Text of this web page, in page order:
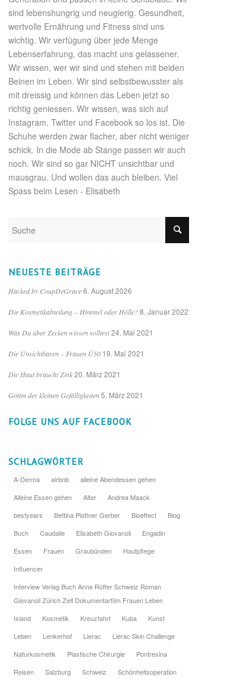
sind lebenshungrig und neugierig. Gesundheit,
wertvolle Ernährung und Fitness sind uns
wichtig. Wir verfügung über jede Menge
Lebenserfahrung, das macht uns gelassener.
Wir wissen, wer wir sind und stehen mit beiden
Beinen im Leben. Wir sind selbstbewusster als
mit dreissig und können das Leben jetzt so
richtig geniessen. Wir wissen, was sich auf
Instagram, Twitter und Facebook so los ist. Die
Schuhe werden zwar flacher, aber nicht weniger
schick. In die Mode ab Stange passen wir auch
noch. Wir sind so gar NICHT unsichtbar und
mausgrau. Und wollen das auch bleiben. Viel
Spass beim Lesen - Elisabeth
NEUESTE BEITRÄGE
Hacked by CoupDeGrace 6. August 2026
Die Kosmetikabteilung – Himmel oder Hölle? 8. Januar 2022
Was Du über Zecken wissen solltest 24. Mai 2021
Die Unsichtbaren – Frauen Ü50 19. Mai 2021
Die Haut braucht Zink 20. März 2021
Göttin der kleinen Gefälligkeiten 5. März 2021
FOLGE UNS AUF FACEBOOK
SCHLAGWÖRTER
A-Derma airbnb
alleine Abendessen gehen
Alleine Essen gehen
Alter
Andrea Maack
bestyears
Bettina Plattner Gerber Bioeffect
Blog
Buch
Caudalie Elisabeth Giovanoli
Engadin
Essen
Frauen Graubünden
Hautpflege
Influencer
Interview Verlag Buch Anne Rüffer Schweiz Roman
Giovanoli Zürich Zeit Dokumentarfilm Frauen Leben
Island
Kosmetik Kreuzfahrt Kuba
Kunst
Leben
Lenkerhof Lierac
Lierac Skin Challenge
Naturkosmetik
Plastische Chirurgie
Pontresina
Reisen
Salzburg Schweiz
Schönheitsoperation